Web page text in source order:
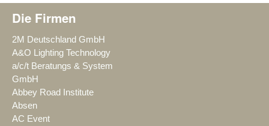
Die Firmen
2M Deutschland GmbH
A&O Lighting Technology
a/c/t Beratungs & System
GmbH
Abbey Road Institute
Absen
AC Event